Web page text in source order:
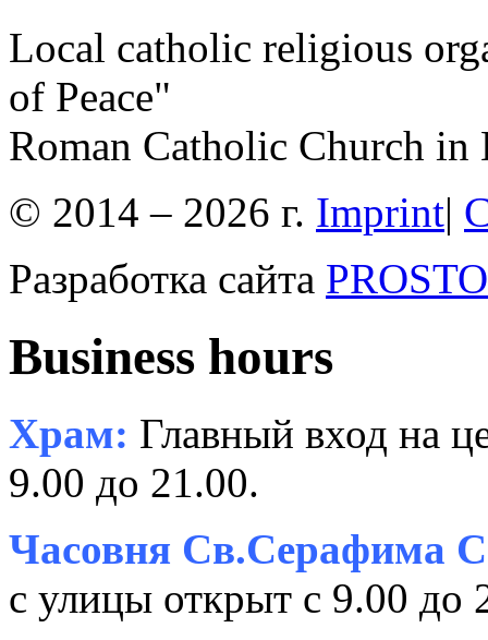
Local catholic religious
of Peace"
Roman Catholic Church in
© 2014 – 2026 г. Imprint|
Разработка сайта
Business hours
Храм: Главный вход на
9.00 до 21.00.
Часовня Св.Серафима
с улицы открыт с 9.00 до